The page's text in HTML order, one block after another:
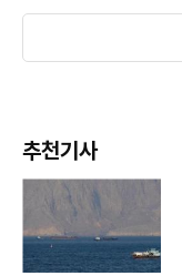
추천기사